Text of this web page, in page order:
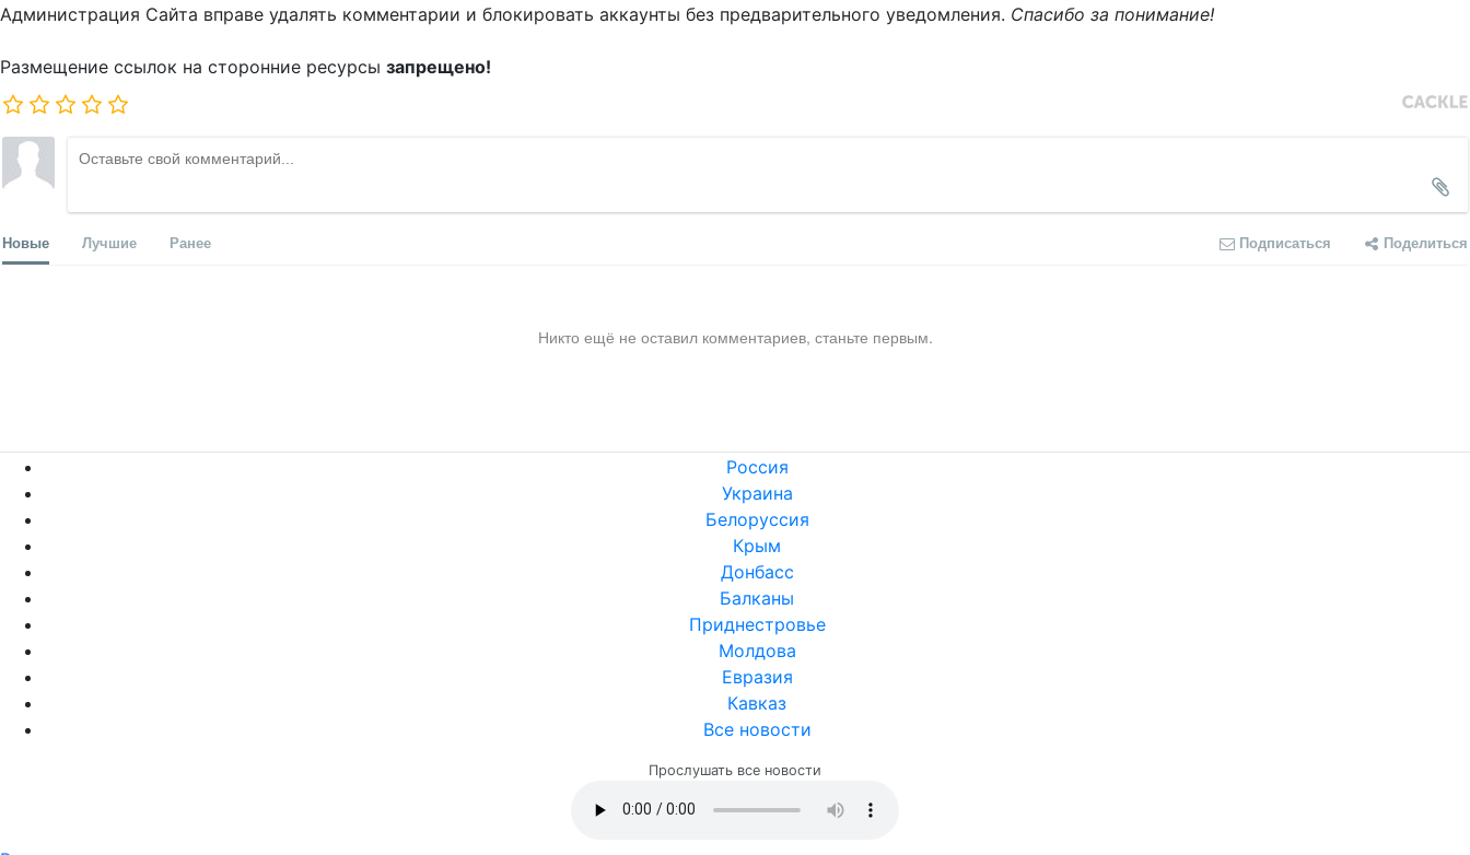
Администрация Сайта вправе удалять комментарии и блокировать аккаунты без предварительного уведомления. Спасибо за понимание!
Размещение ссылок на сторонние ресурсы запрещено!
Новые Лучшие Ранее Подписаться Поделиться
Никто ещё не оставил комментариев, станьте первым.
Россия
Украина
Белоруссия
Крым
Донбасс
Балканы
Приднестровье
Молдова
Евразия
Кавказ
Все новости
Прослушать все новости